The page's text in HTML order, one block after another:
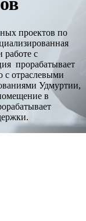
проектов по
работе с
прорабатывает
с отраслевыми
Удмуртии,
в